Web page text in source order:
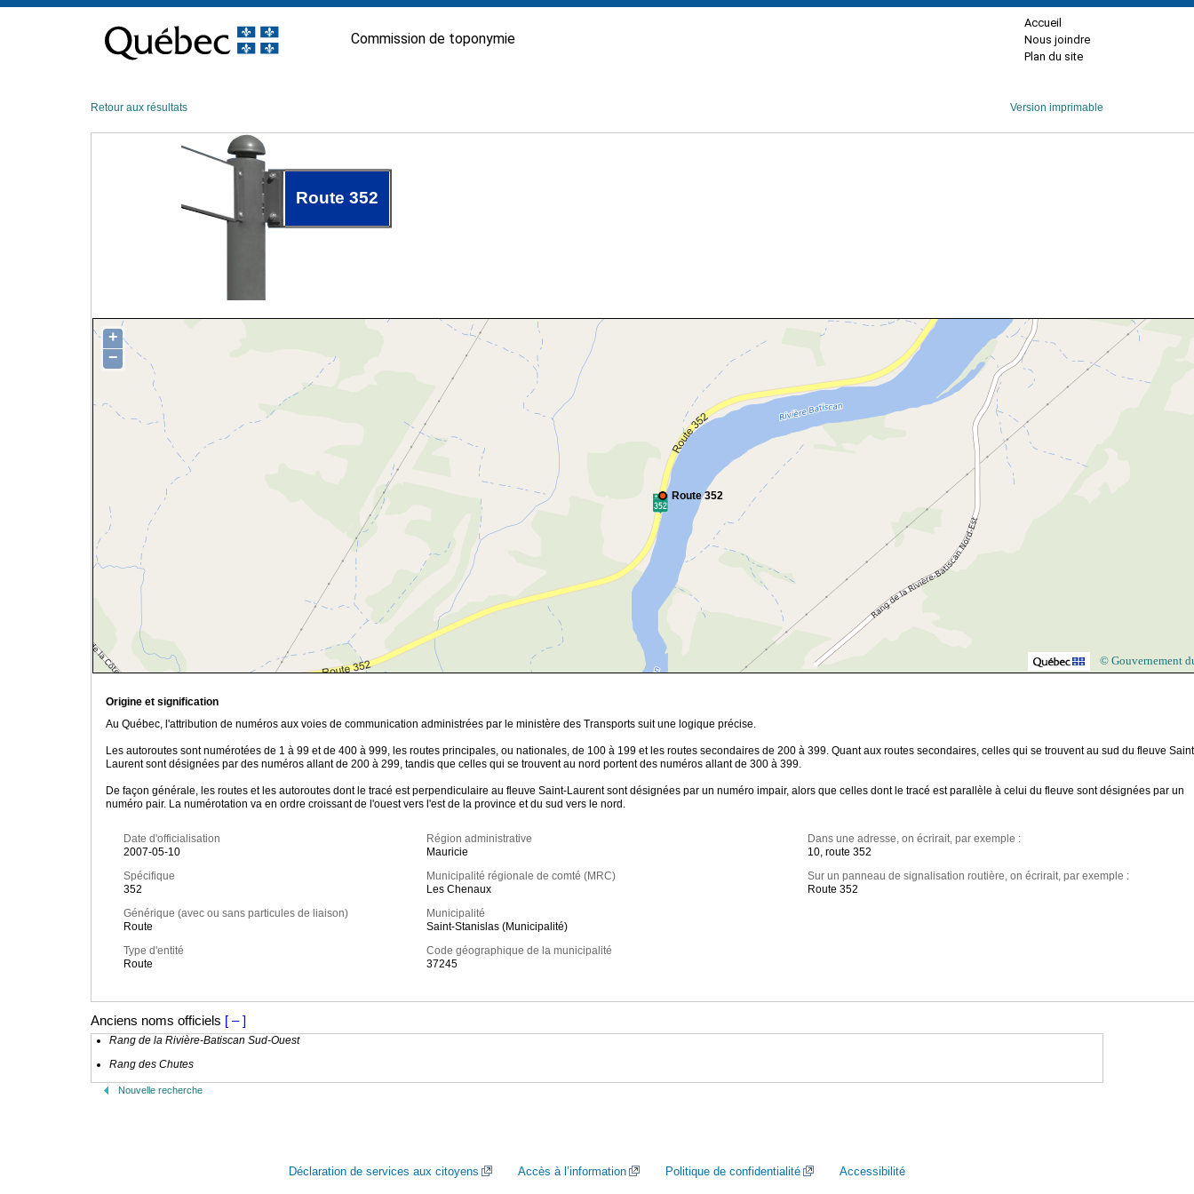
contenu
Commission de toponymie
Accueil
Nous joindre
Plan du site
Retour aux résultats Version imprimable
Route 352
Route 352
+
−
© Gouvernement
Origine et signification
Au Québec, l'attribution de numéros aux voies de communication administrées par le ministère des Transports suit une logique précise.
Les autoroutes sont numérotées de 1 à 99 et de 400 à 999, les routes principales, ou nationales, de 100 à 199 et les routes secondaires de 200 à 399. Quant aux routes secondaires, celles qui se trouvent au sud du fleuve
Laurent sont désignées par des numéros allant de 200 à 299, tandis que celles qui se trouvent au nord portent des numéros allant de 300 à 399.
De façon générale, les routes et les autoroutes dont le tracé est perpendiculaire au fleuve Saint-Laurent sont désignées par un numéro impair, alors que celles dont le tracé est parallèle à celui du fleuve sont désignées par un
numéro pair. La numérotation va en ordre croissant de l'ouest vers l'est de la province et du sud vers le nord.
Date d'officialisation
2007-05-10
Spécifique
352
Générique (avec ou sans particules de liaison)
Route
Type d'entité
Route
Région administrative
Mauricie
Municipalité régionale de comté (MRC)
Les Chenaux
Municipalité
Saint-Stanislas (Municipalité)
Code géographique de la municipalité
37245
Dans une adresse, on écrirait, par exemple :
10, route 352
Sur un panneau de signalisation routière, on écrirait, par exemple :
Route 352
Anciens noms officiels [ – ]
Rang de la Rivière-Batiscan Sud-Ouest
Rang des Chutes
Nouvelle recherche
Déclaration de services aux citoyens Accès à l’information Politique de confidentialité Accessibilité